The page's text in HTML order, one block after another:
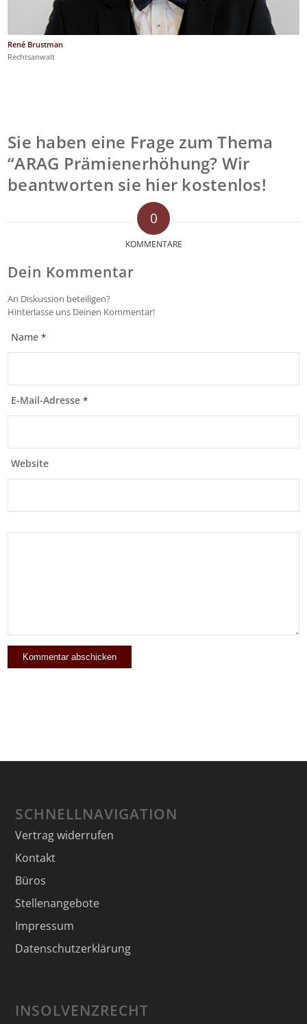
René Brustman
Rechtsanwalt
Sie haben eine Frage zum Thema
“ARAG Prämienerhöhung? Wir
beantworten sie hier kostenlos!
0
KOMMENTARE
Dein Kommentar
An Diskussion beteiligen?
Hinterlasse uns Deinen Kommentar!
Name*
E-Mail-Adresse*
Website
SCHNELLNAVIGATION
Vertrag widerrufen
Kontakt
Büros
Stellenangebote
Impressum
Datenschutzerklärung
INSOLVENZRECHT